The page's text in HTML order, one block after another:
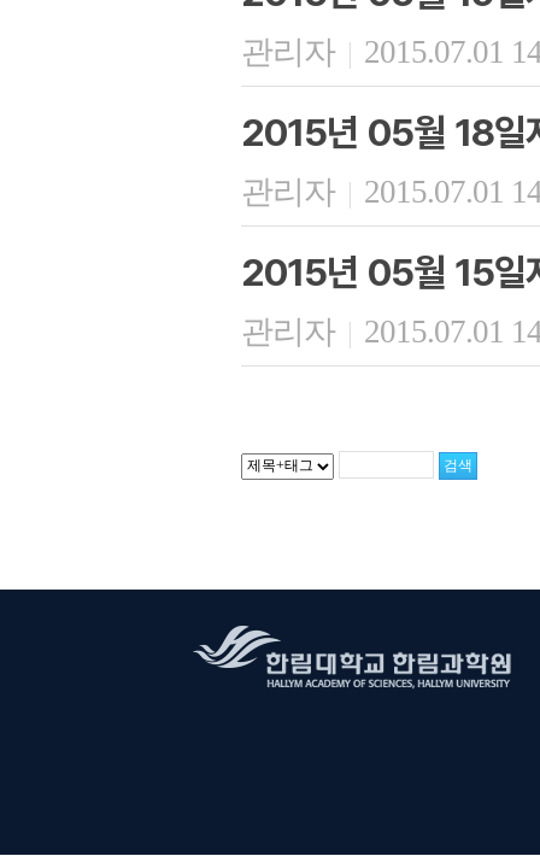
관리자 | 2015.07.01
2015년 05월 18일
관리자 | 2015.07.01
2015년 05월 15일
관리자 | 2015.07.01